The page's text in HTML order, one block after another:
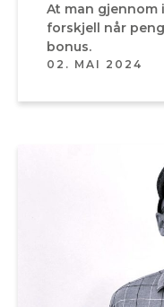
At man gjennom
forskjell når
bonus.
02. MAI 2024